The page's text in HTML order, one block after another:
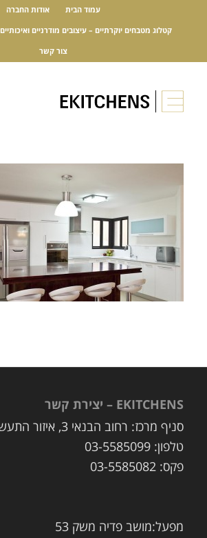
עמוד הבית אודות החברה
קטלוג מטבחים יוקרתיים – עיצובים מודרניים ואיכותיים
צור קשר
EKITCHENS – יצירת קשר
סניף מרכז: רחוב הבנאי 3, איזור התעשיה, חולון
טלפון: 03-5585099
פקס: 03-5585082
מפעל:מושב פדיה משק 53